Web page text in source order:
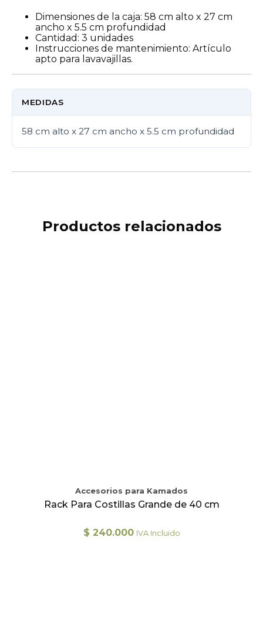
Dimensiones de la caja: 58 cm alto x 27 cm
ancho x 5.5 cm profundidad
Cantidad: 3 unidades
Instrucciones de mantenimiento: Artículo
apto para lavavajillas.
MEDIDAS
58 cm alto x 27 cm ancho x 5.5 cm profundidad
Productos relacionados
Accesorios para Kamados
Rack Para Costillas Grande de 40 cm
$ 240.000 IVA Incluido